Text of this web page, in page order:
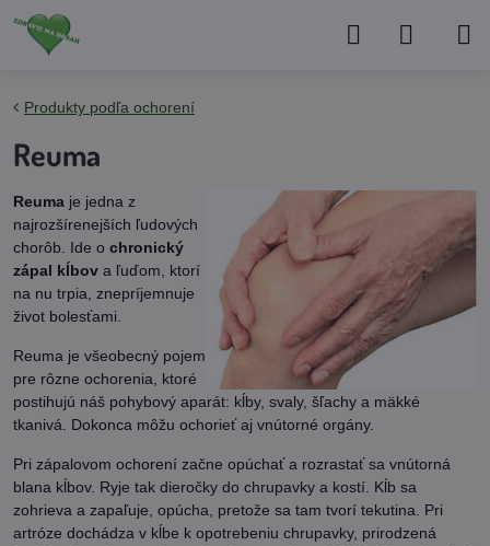
Produkty podľa ochorení
Reuma
Reuma je jedna z
najrozšírenejších ľudových
chorôb. Ide o chronický
zápal kĺbov a ľuďom, ktorí
na nu trpia, znepríjemnuje
život bolesťami.
Reuma je všeobecný pojem
pre rôzne ochorenia, ktoré
postihujú náš pohybový aparát: kĺby, svaly, šľachy a mäkké
tkanivá. Dokonca môžu ochorieť aj vnútorné orgány.
Pri zápalovom ochorení začne opúchať a rozrastať sa vnútorná
blana kĺbov. Ryje tak dieročky do chrupavky a kostí. Kĺb sa
zohrieva a zapaľuje, opúcha, pretože sa tam tvorí tekutina. Pri
artróze dochádza v kĺbe k opotrebeniu chrupavky, prirodzená